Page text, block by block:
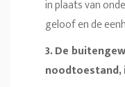
in plaats van
geloof en de
3. De
noodtoestand,